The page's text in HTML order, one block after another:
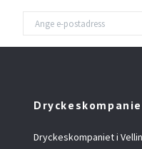
Dryckeskompaniet i